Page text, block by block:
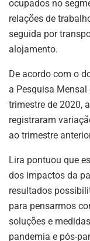
ocupados no
relações de
seguida por
alojamento.
De acordo com o
a Pesquisa Mensal
trimestre de 2020,
registraram
ao trimestre
Lira pontuou que
dos impactos da
resultados
para pensarmos
soluções e
pandemia e pós-